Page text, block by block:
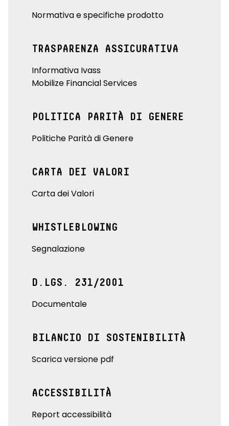
Normativa e specifiche prodotto
TRASPARENZA ASSICURATIVA
Informativa Ivass
Mobilize Financial Services
POLITICA PARITÀ DI GENERE
Politiche Parità di Genere
CARTA DEI VALORI
Carta dei Valori
WHISTLEBLOWING
Segnalazione
D.LGS. 231/2001
Documentale
BILANCIO DI SOSTENIBILITÀ
Scarica versione pdf
ACCESSIBILITÀ
Report accessibilità